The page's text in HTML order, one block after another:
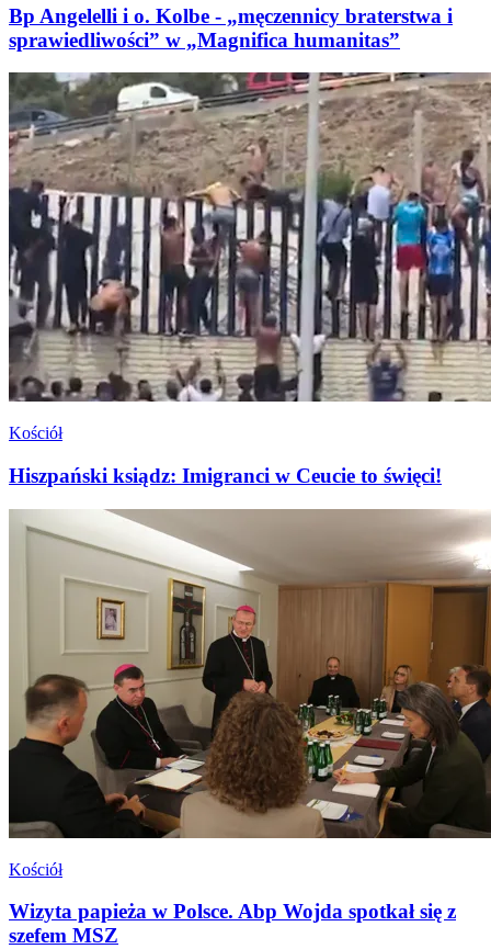
Bp Angelelli i o. Kolbe - „męczennicy braterstwa i
sprawiedliwości” w „Magnifica humanitas”
Kościół
Hiszpański ksiądz: Imigranci w Ceucie to święci!
Kościół
Wizyta papieża w Polsce. Abp Wojda spotkał się z
szefem MSZ